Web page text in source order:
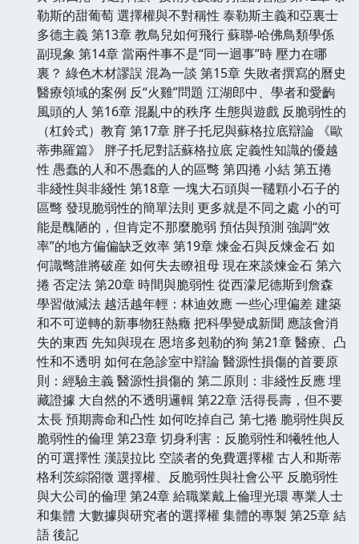
勒斯的甜葡萄 選擇權與不對稱性 泰勒斯主義和亞裏士
多德主義 第13章 教鳥兒如何飛行 蘇聯-哈佛鳥類學係
副現象 第14章 當兩件事不是“同一迴事”時 壓力在哪
裏？ 綠色木材謬誤 混為一談 第15章 失敗者撰寫的曆史
醫療領域的案例 反“火雞”問題 江湖郎中、學者和愛齣
風頭的人 第16章 混亂中的秩序 生態與遊戲 反脆弱性的
（杠鈴式）教育 第17章 胖子托尼與蘇格拉底辯論 《歐
蒂弗羅篇》 胖子托尼對話蘇格拉底 定義性知識的優越
性 愚蠢的人和不愚蠢的人的區彆 第四捲 小結 第五捲
非綫性與非綫性 第18章 一塊大石頭與一韆顆小石子的
區彆 發現脆弱性的簡單法則 更多就是不同之處 小的可
能是醜陋的，但肯定不那麼脆弱 預估與預測 強調“效
率”的地方偏偏缺乏效率 第19章 煉金石與反煉金石 如
何識彆誰將破産 如何失去瞭祖母 現在來談煉金石 第六
捲 否定法 第20章 時間與脆弱性 從西濛尼德斯到詹森
學習做減法 越活越年輕：林迪效應 一些心理偏差 建築
和不可逆轉的新事物狂熱癥 把科學變成新聞 應該會消
失的東西 先知與現在 恩培多剋勒的狗 第21章 醫療、凸
性和不透明 如何在急診室中辯論 醫源性損傷的首要原
則：經驗主義 醫源性損傷的 第二原則：非綫性反應 埋
藏證據 大自然的不透明邏輯 第22章 活得長壽，但不要
太長 預期壽命和凸性 如何吃掉自己 第七捲 脆弱性與反
脆弱性的倫理 第23章 切身利害：反脆弱性和犧牲他人
的可選擇性 漢謨拉比 空談者的免費選擇權 古人和斯蒂
格利茨綜閤徵 選擇權、反脆弱性與社會公平 反脆弱性
與大公司的倫理 第24章 給職業戴上倫理光環 專業人士
和集體 大數據與研究者的選擇權 集體的專製 第25章 結
語 後記